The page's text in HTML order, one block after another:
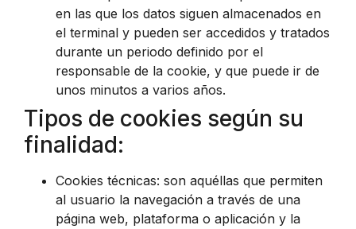
en las que los datos siguen almacenados en
el terminal y pueden ser accedidos y tratados
durante un periodo definido por el
responsable de la cookie, y que puede ir de
unos minutos a varios años.
Tipos de cookies según su
finalidad:
Cookies técnicas: son aquéllas que permiten
al usuario la navegación a través de una
página web, plataforma o aplicación y la